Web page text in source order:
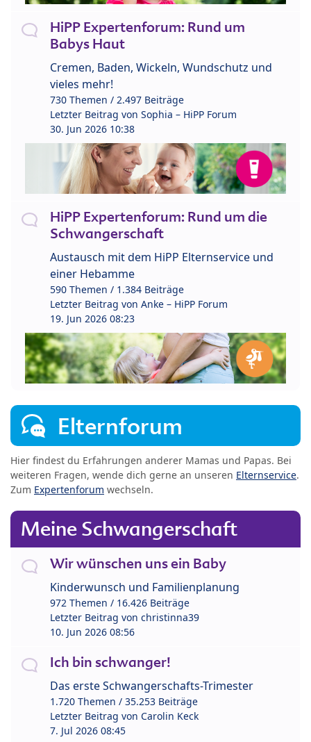
HiPP Expertenforum: Rund um
Babys Haut
Cremen, Baden, Wickeln, Wundschutz und
vieles mehr!
730 Themen / 2.497 Beiträge
Letzter Beitrag von Sophia – HiPP Forum
30. Jun 2026 10:38
HiPP Expertenforum: Rund um die
Schwangerschaft
Austausch mit dem HiPP Elternservice und
einer Hebamme
590 Themen / 1.384 Beiträge
Letzter Beitrag von Anke – HiPP Forum
19. Jun 2026 08:23
Elternforum
Hier findest du Erfahrungen anderer Mamas und Papas. Bei
weiteren Fragen, wende dich gerne an unseren Elternservice.
Zum Expertenforum wechseln.
Meine Schwangerschaft
Wir wünschen uns ein Baby
Kinderwunsch und Familienplanung
972 Themen / 16.426 Beiträge
Letzter Beitrag von christinna39
10. Jun 2026 08:56
Ich bin schwanger!
Das erste Schwangerschafts-Trimester
1.720 Themen / 35.253 Beiträge
Letzter Beitrag von Carolin Keck
7. Jul 2026 08:45